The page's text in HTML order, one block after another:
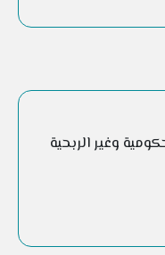
وغير الربحية